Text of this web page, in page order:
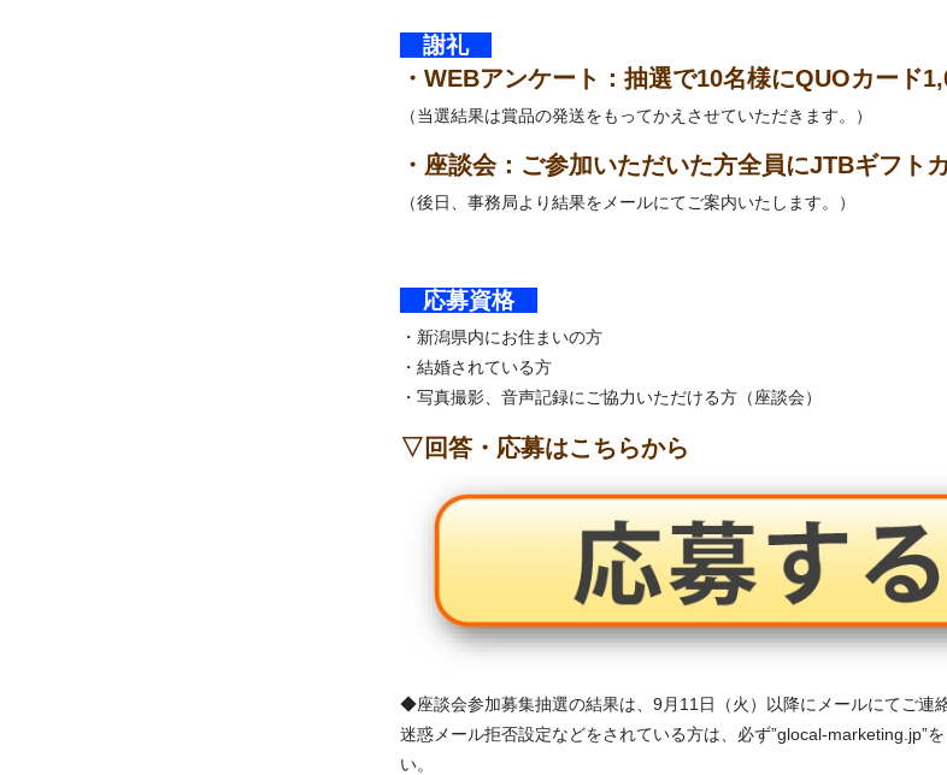
謝礼
・WEBアンケート：抽選で10名様にQUOカード
（当選結果は賞品の発送をもってかえさせていただきます。）
・座談会：ご参加いただいた方全員にJTBギフト
（後日、事務局より結果をメールにてご案内いたします。）
応募資格
・新潟県内にお住まいの方
・結婚されている方
・写真撮影、音声記録にご協力いただける方（座談会）
▽回答・応募はこちらから
◆座談会参加募集抽選の結果は、9月11日（火）以降にメールにてご連
迷惑メール拒否設定などをされている方は、必ず”glocal-marketing.jp”
い。